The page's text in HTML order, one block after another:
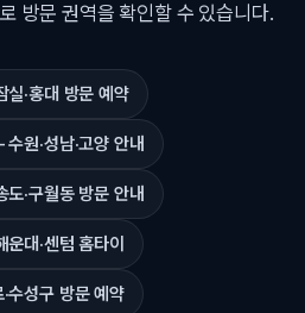
방문 권역을 확인할 수 있습니다.
·홍대 방문 예약
원·성남·고양 안내
·구월동 방문 안내
대·센텀 홈타이
수성구 방문 예약